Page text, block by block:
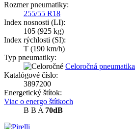
Rozmer pneumatiky:
255/55 R18
Index nosnosti (LI):
105 (925 kg)
Index rýchlosti (SI):
T (190 km/h)
Typ pneumatiky:
Celoročná pneumatika
Katalógové číslo:
3897200
Energetický štítok:
Viac o energo štítkoch
B B A 70dB